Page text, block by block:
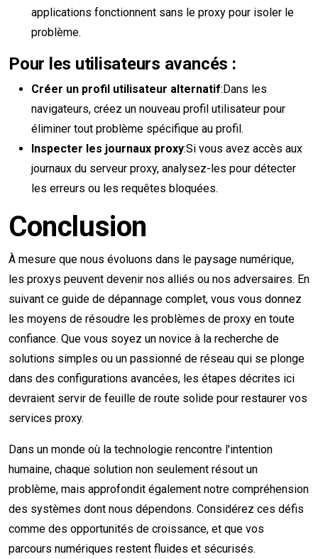
applications fonctionnent sans le proxy pour isoler le
problème.
Pour les utilisateurs avancés :
Créer un profil utilisateur alternatif:Dans les
navigateurs, créez un nouveau profil utilisateur pour
éliminer tout problème spécifique au profil.
Inspecter les journaux proxy:Si vous avez accès aux
journaux du serveur proxy, analysez-les pour détecter
les erreurs ou les requêtes bloquées.
Conclusion
À mesure que nous évoluons dans le paysage numérique,
les proxys peuvent devenir nos alliés ou nos adversaires. En
suivant ce guide de dépannage complet, vous vous donnez
les moyens de résoudre les problèmes de proxy en toute
confiance. Que vous soyez un novice à la recherche de
solutions simples ou un passionné de réseau qui se plonge
dans des configurations avancées, les étapes décrites ici
devraient servir de feuille de route solide pour restaurer vos
services proxy.
Dans un monde où la technologie rencontre l'intention
humaine, chaque solution non seulement résout un
problème, mais approfondit également notre compréhension
des systèmes dont nous dépendons. Considérez ces défis
comme des opportunités de croissance, et que vos
parcours numériques restent fluides et sécurisés.